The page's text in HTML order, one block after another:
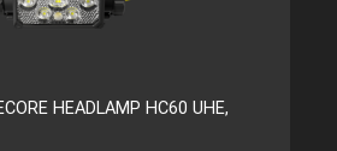
HEADLAMP HC60 UHE,